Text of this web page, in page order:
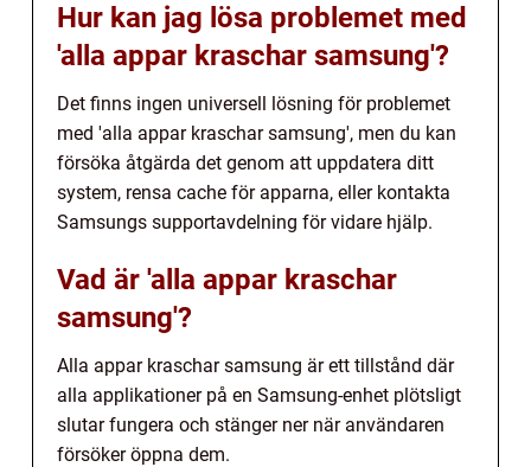
Hur kan jag lösa problemet med
'alla appar kraschar samsung'?
Det finns ingen universell lösning för problemet
med 'alla appar kraschar samsung', men du kan
försöka åtgärda det genom att uppdatera ditt
system, rensa cache för apparna, eller kontakta
Samsungs supportavdelning för vidare hjälp.
Vad är 'alla appar kraschar
samsung'?
Alla appar kraschar samsung är ett tillstånd där
alla applikationer på en Samsung-enhet plötsligt
slutar fungera och stänger ner när användaren
försöker öppna dem.